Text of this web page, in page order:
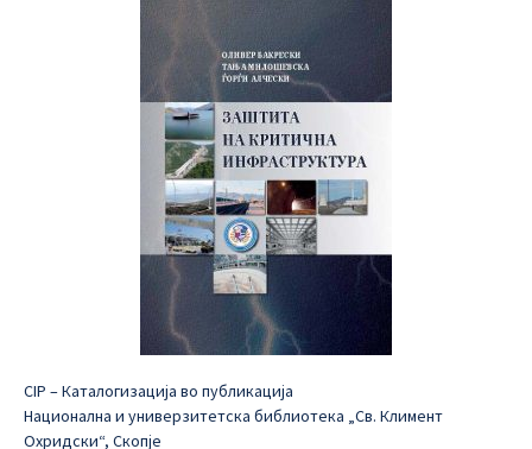
CIP – Каталогизација во публикација
Национална и универзитетска библиотека „Св. Климент
Охридски“, Скопје